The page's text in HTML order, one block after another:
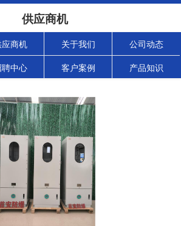
供应商机
应商机 关于我们 公司动态
聘中心 客户案例 产品知识